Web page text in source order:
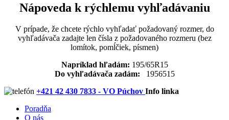
Nápoveda k rýchlemu vyhľadávaniu
V prípade, že chcete rýchlo vyhľadať požadovaný rozmer, do
vyhľadávača zadajte len čísla z požadovaného rozmeru (bez
lomítok, pomĺčiek, písmen)
Napríklad hľadám: 195/65R15
Do vyhľadávača zadám: 1956515
+421 42 430 7833 - VO Púchov Info linka
Poradňa
O nás